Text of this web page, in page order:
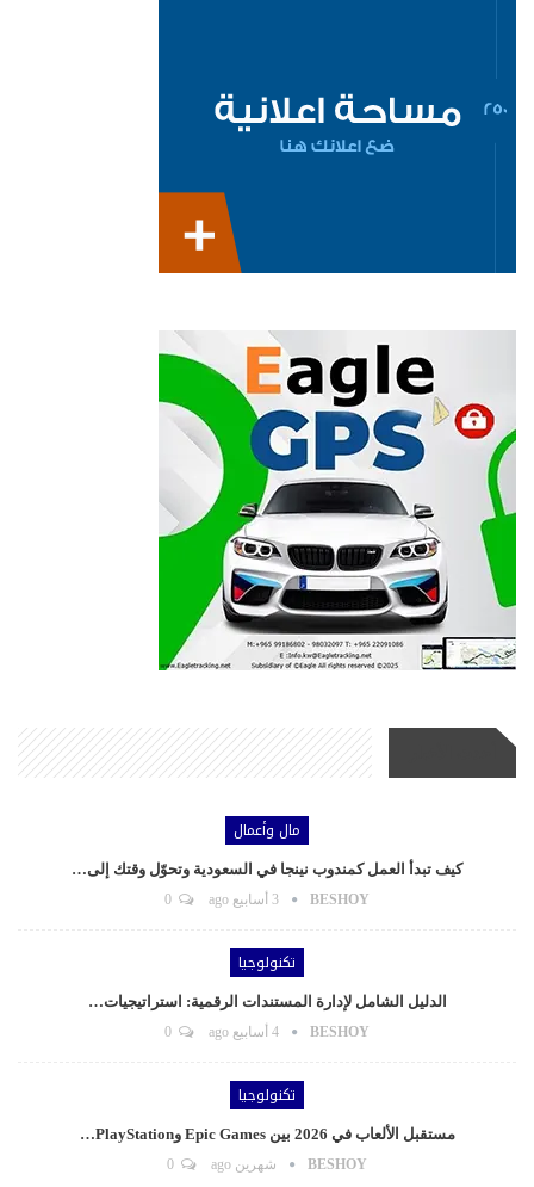
مال وأعمال
كيف تبدأ العمل كمندوب نينجا في السعودية وتحوّل وقتك إلى…
BESHOY 3 أسابيع ago
تكنولوجيا
الدليل الشامل لإدارة المستندات الرقمية: استراتيجيات…
BESHOY 4 أسابيع ago
تكنولوجيا
مستقبل الألعاب في 2026 بين Epic Games وPlayStation…
BESHOY شهرين ago